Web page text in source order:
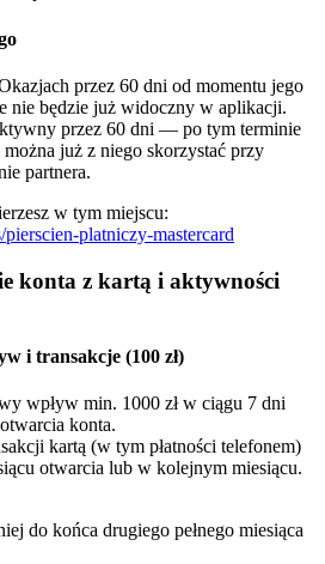
przez 60 dni od momentu jego
nie będzie już widoczny w aplikacji.
przez 60 dni — po tym terminie
już z niego skorzystać przy
partnera.
w tym miejscu:
platniczy-mastercard
konta z kartą i aktywności
i transakcje (100 zł)
wpływ min. 1000 zł w ciągu 7 dni
konta.
kartą (w tym płatności telefonem)
otwarcia lub w kolejnym miesiącu.
do końca drugiego pełnego miesiąca